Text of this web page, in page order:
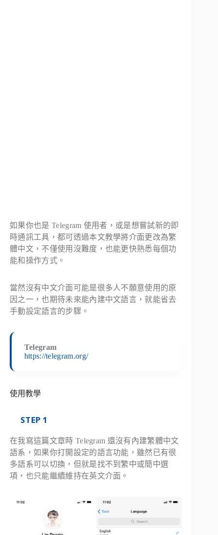
如果你也是 Telegram 使用者，或是想嘗試新的即
時通訊工具，都可透過本文教學將介面更改為繁
體中文，不僅使用沒難度，也能更快熟悉每個功
能和操作方式。
當然沒有中文介面可能是很多人不願意使用的原
因之一，也期待未來能內建中文語言，就能省去
手動設定語言的步驟。
Telegram
https://telegram.org/
使用教學
STEP 1
在我寫這篇文章時 Telegram 還沒有內建繁體中文
語系，如果你打開設定的語言功能，雖然已有很
多語系可以切換，但就是找不到繁中或簡中選
項，也只能繼續維持在英文介面。